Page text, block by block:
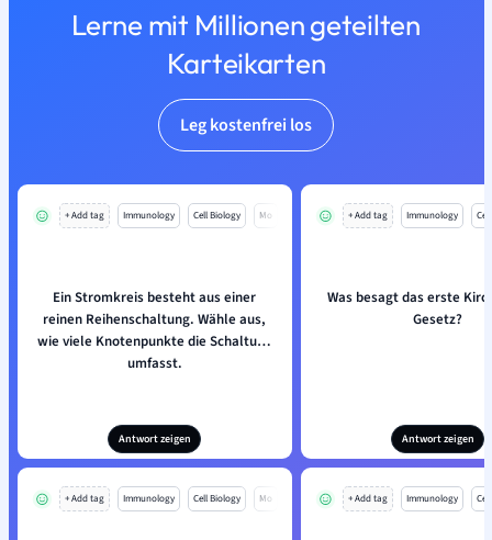
Lerne mit Millionen geteilten
Karteikarten
Leg kostenfrei los
+ Add tag Immunology Cell Biology Mo
Ein Stromkreis besteht aus einer
reinen Reihenschaltung. Wähle aus,
wie viele Knotenpunkte die Schaltung
umfasst.
Antwort zeigen
+ Add tag Immunology
Was besagt das erste
Gesetz?
Antwort zeigen
+ Add tag Immunology Cell Biology Mo + Add tag Immunology